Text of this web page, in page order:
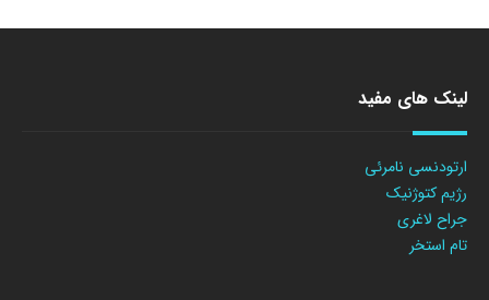
لینک های مفید
ارتودنسی نامرئی
رژیم کتوژنیک
جراح لاغری
تام استخر